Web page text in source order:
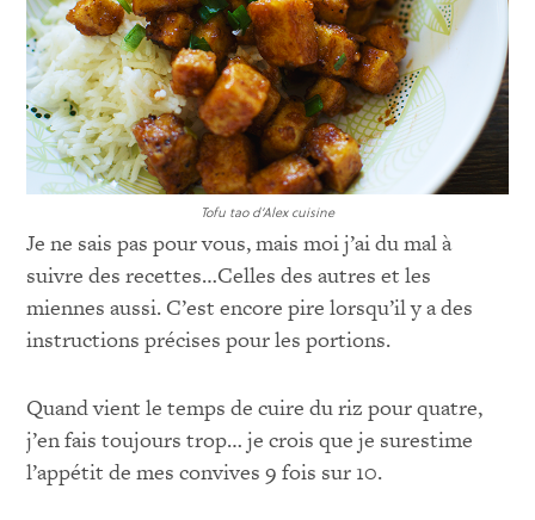
Tofu tao d’Alex cuisine
Je ne sais pas pour vous, mais moi j’ai du mal à
suivre des recettes…Celles des autres et les
miennes aussi. C’est encore pire lorsqu’il y a des
instructions précises pour les portions.
Quand vient le temps de cuire du riz pour quatre,
j’en fais toujours trop… je crois que je surestime
l’appétit de mes convives 9 fois sur 10.